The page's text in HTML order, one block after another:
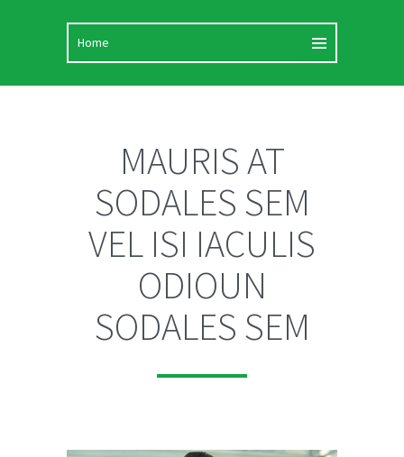
MAURIS AT
SODALES SEM
VEL ISI IACULIS
ODIOUN
SODALES SEM